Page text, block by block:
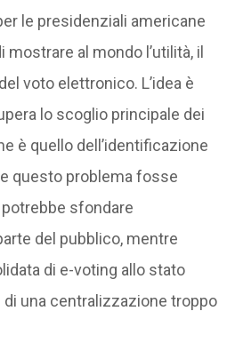
le presidenziali americane
al mondo l’utilità, il
voto elettronico. L’idea è
lo scoglio principale dei
è quello dell’identificazione
questo problema fosse
sfondare
del pubblico, mentre
di e-voting allo stato
una centralizzazione troppo